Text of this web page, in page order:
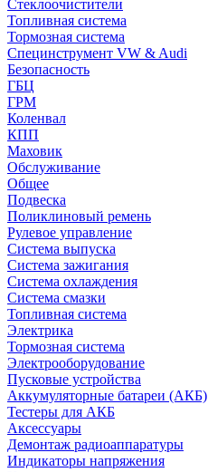
Стеклоочистители
Топливная система
Тормозная система
Специнструмент VW & Audi
Безопасность
ГБЦ
ГРМ
Коленвал
КПП
Маховик
Обслуживание
Общее
Подвеска
Поликлиновый ремень
Рулевое управление
Система выпуска
Система зажигания
Система охлаждения
Система смазки
Топливная система
Электрика
Тормозная система
Электрооборудование
Пусковые устройства
Аккумуляторные батареи (АКБ)
Тестеры для АКБ
Аксессуары
Демонтаж радиоаппаратуры
Индикаторы напряжения